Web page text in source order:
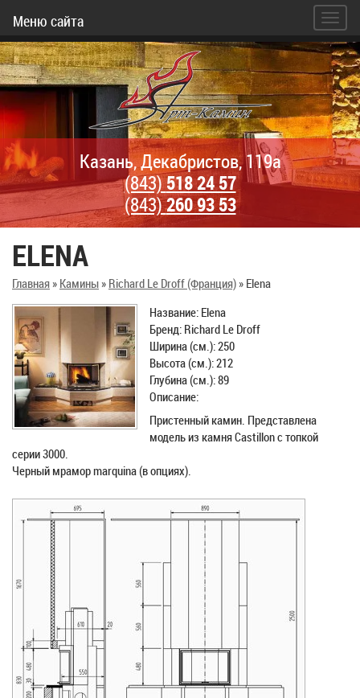
Меню сайта
Казань, Декабристов, 119а
(843)518 24 57
(843)260 93 53
ELENA
Главная» Камины» Richard Le Droff (Франция)» Elena
Название: Elena
Бренд: Richard Le Droff
Ширина (см.): 250
Высота (см.): 212
Глубина (см.): 89
Описание:
Пристенный камин. Представлена
модель из камня Castillon с топкой
серии 3000.
Черный мрамор marquina (в опциях).